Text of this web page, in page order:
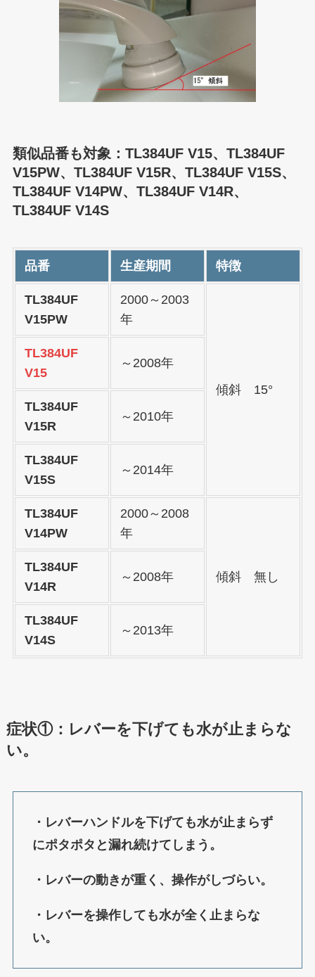
類似品番も対象：TL384UF V15、TL384UF
V15PW、TL384UF V15R、TL384UF V15S、
TL384UF V14PW、TL384UF V14R、
TL384UF V14S
品番 生産期間 特徴
TL384UF
V15PW
2000～2003
年
傾斜 15°
TL384UF
V15
～2008年
TL384UF
V15R
～2010年
TL384UF
V15S
～2014年
TL384UF
V14PW
2000～2008
年
傾斜 無し
TL384UF
V14R
～2008年
TL384UF
V14S
～2013年
症状①：レバーを下げても水が止まらな
い。
・レバーハンドルを下げても水が止まらず
にポタポタと漏れ続けてしまう。
・レバーの動きが重く、操作がしづらい。
・レバーを操作しても水が全く止まらな
い。